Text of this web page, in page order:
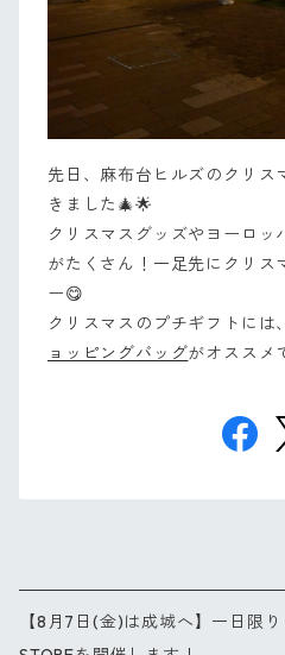
先日、麻布台ヒルズのクリス
きました🎄🌟
クリスマスグッズやヨーロッ
がたくさん！一足先にクリス
ー😋
クリスマスのプチギフトには、
ョッピングバッグがオススメ
【8月7日(金)は成城へ】一日限